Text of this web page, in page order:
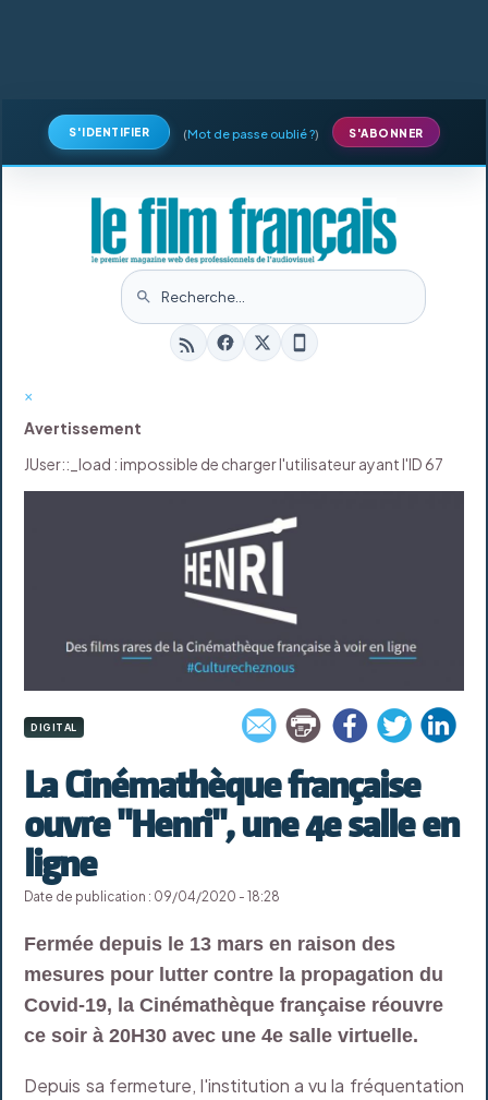
S'IDENTIFIER (Mot de passe oublié ?) S'ABONNER
×
Avertissement
JUser::_load : impossible de charger l'utilisateur ayant l'ID 67
DIGITAL
La Cinémathèque française
ouvre "Henri", une 4e salle en
ligne
Date de publication : 09/04/2020 - 18:28
Fermée depuis le 13 mars en raison des
mesures pour lutter contre la propagation du
Covid-19, la Cinémathèque française réouvre
ce soir à 20H30 avec une 4e salle virtuelle.
Depuis sa fermeture, l'institution a vu la fréquentation